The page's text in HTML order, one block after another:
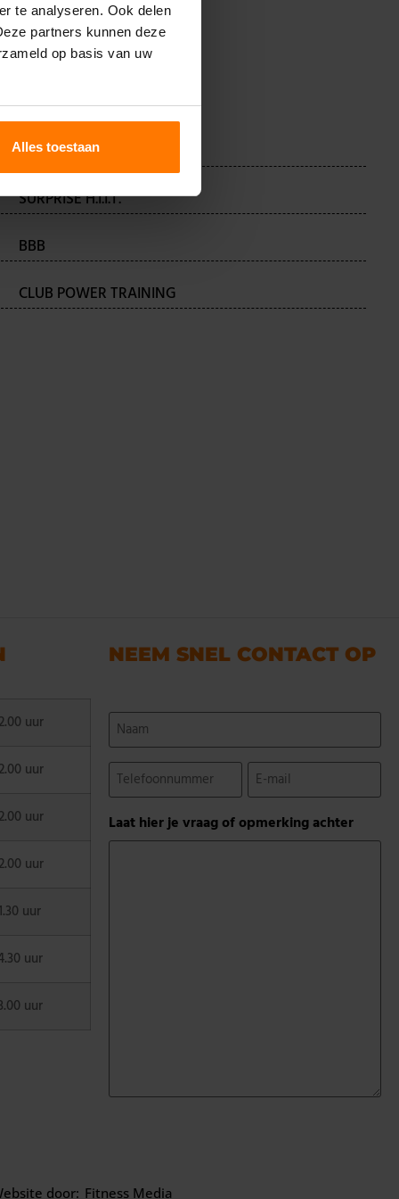
te analyseren. Ook delen
partners kunnen deze
op basis van uw
Alles toestaan
DANCE
SURPRISE H.I.I.T.
BBB
CLUB POWER TRAINING
uur
uur
uur
uur
uur
uur
uur
NEEM SNEL CONTACT OP
Naam
(Vereist)
Telefoonnummer
(Vereist)
E-
mail
(Vereist)
Laat hier je vraag of opmerking achter
door: Fitness Media